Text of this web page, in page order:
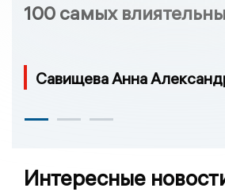
100 самых
Савищева Анна
Интересные